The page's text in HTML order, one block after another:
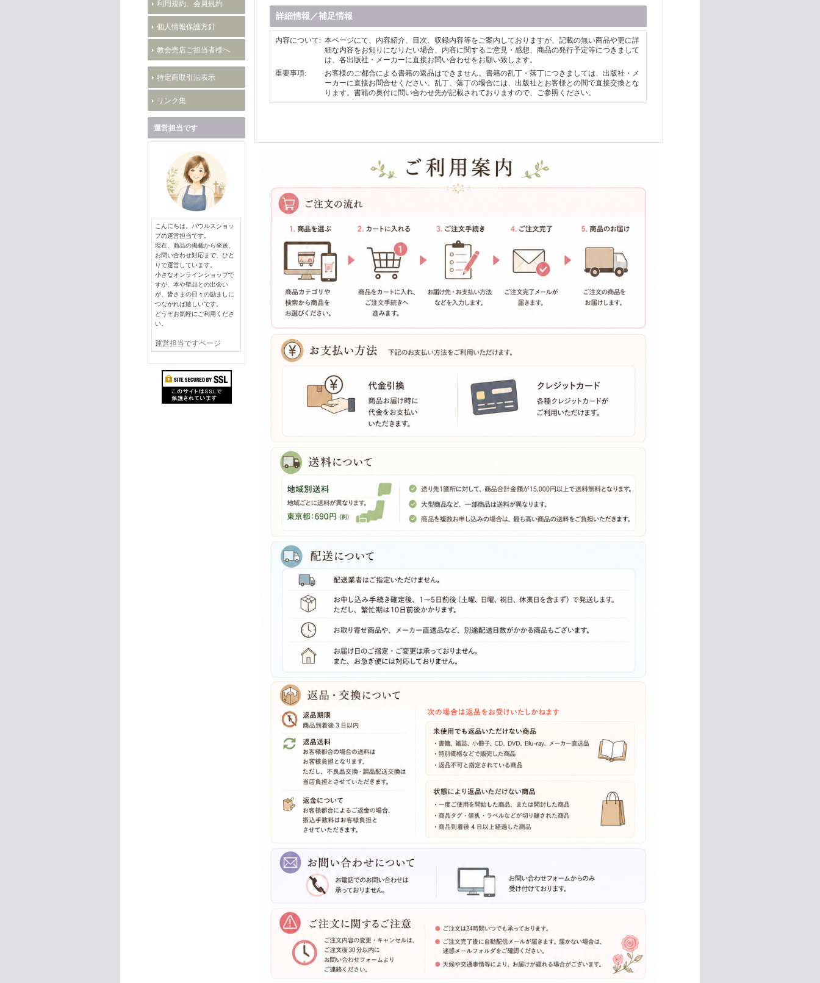
利用規約、会員規約
個人情報保護方針
教会売店ご担当者様へ
特定商取引法表示
リンク集
運営担当です
こんにちは。パウルスショッ
プの運営担当です。
現在、商品の掲載から発送、
お問い合わせ対応まで、ひと
りで運営しています。
小さなオンラインショップで
すが、本や聖品との出会い
が、皆さまの日々の励ましに
つながれば嬉しいです。
どうぞお気軽にご利用くださ
い。
運営担当ですページ
詳細情報／補足情報
内容について: 本ページにて、内容紹介、目次、収録内容等をご案内しておりますが、記載の無い商品や更に詳
細な内容をお知りになりたい場合、内容に関するご意見・感想、商品の発行予定等につきまして
は、各出版社・メーカーに直接お問い合わせをお願い致します。
重要事項:
お客様のご都合による書籍の返品はできません。書籍の乱丁・落丁につきましては、出版社・メ
ーカーに直接お問合せください。乱丁、落丁の場合には、出版社とお客様との間で直接交換とな
ります。書籍の奥付に問い合わせ先が記載されておりますので、ご参照ください。